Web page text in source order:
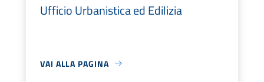
Ufficio Urbanistica ed Edilizia
VAI ALLA PAGINA